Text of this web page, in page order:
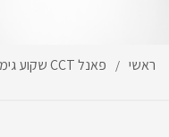
ראשי / פאנל CCT שקוע גימור לבן 6 וואט-מרובע